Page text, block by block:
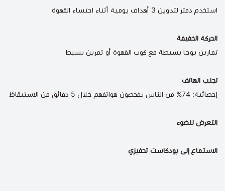
استخدم دفتر لتدوين 3 أهداف يومية أثناء احتساء القهوة
الحركة الخفيفة
تمارين يوجا بسيطة مع كوب القهوة أو تمرين بسيط
تجنب الهاتف
إحصائية: 74% من الناس يفحصون هواتفهم خلال 5 دقائق من الاستيقاظ
التعرض للضوء
الاستماع إلى بودكاست تحفيزي